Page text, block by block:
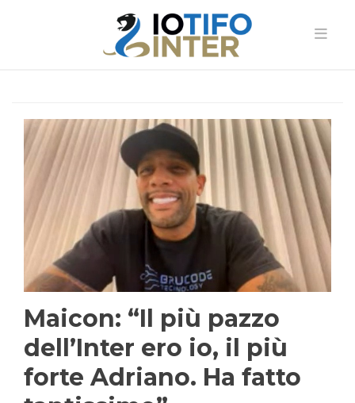
Maicon: “Il più pazzo
dell’Inter ero io, il più
forte Adriano. Ha fatto